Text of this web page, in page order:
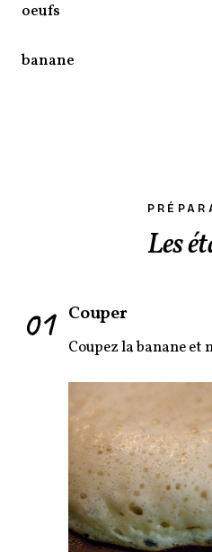
oeufs
banane
Les
01 Couper
Coupez la banane et